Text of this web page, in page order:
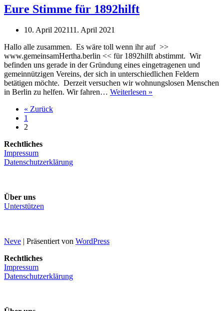
für
die
Eure Stimme für 1892hilft
10. April 202111. April 2021
Hallo alle zusammen. Es wäre toll wenn ihr auf >>
www.gemeinsamHertha.berlin << für 1892hilft abstimmt. Wir
befinden uns gerade in der Gründung eines eingetragenen und
gemeinnützigen Vereins, der sich in unterschiedlichen Feldern
betätigen möchte. Derzeit versuchen wir wohnungslosen Menschen
in Berlin zu helfen. Wir fahren… Weiterlesen »
« Zurück
1
2
Rechtliches
Impressum
Datenschutzerklärung
Über uns
Unterstützen
Neve | Präsentiert von WordPress
Rechtliches
Impressum
Datenschutzerklärung